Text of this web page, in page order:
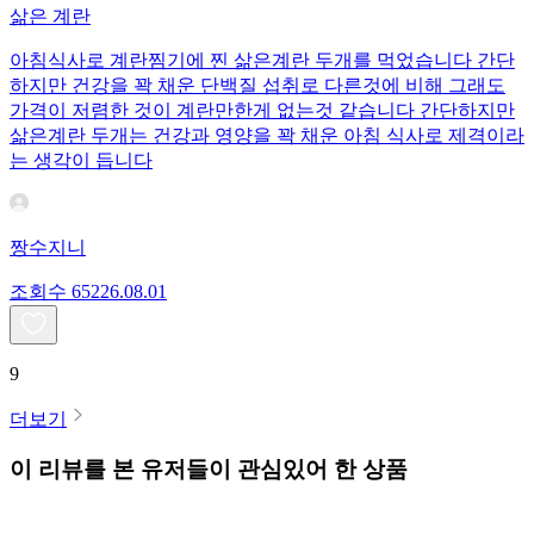
삶은 계란
아침식사로 계란찜기에 찐 삶은계란 두개를 먹었습니다 간단
하지만 건강을 꽉 채운 단백질 섭취로 다른것에 비해 그래도
가격이 저렴한 것이 계란만한게 없는것 같습니다 간단하지만
삶은계란 두개는 건강과 영양을 꽉 채운 아침 식사로 제격이라
는 생각이 듭니다
짱수지니
조회수 65226.08.01
9
더보기
이 리뷰를 본 유저들이 관심있어 한 상품